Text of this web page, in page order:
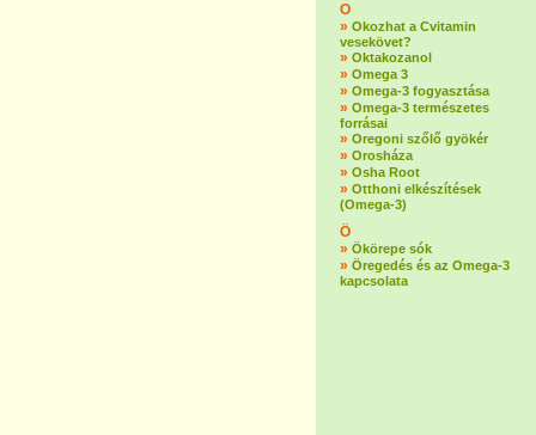
O
» Okozhat a Cvitamin
vesekövet?
» Oktakozanol
» Omega 3
» Omega-3 fogyasztása
» Omega-3 természetes
forrásai
» Oregoni szőlő gyökér
» Orosháza
» Osha Root
» Otthoni elkészítések
(Omega-3)
Ö
» Ökörepe sók
» Öregedés és az Omega-3
kapcsolata